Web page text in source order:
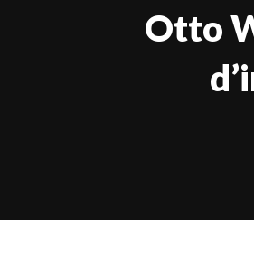
Otto